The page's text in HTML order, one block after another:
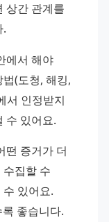
상간 관계를
.
에서 해야
(도청, 해킹,
서 인정받지
수 있어요.
떤 증거가 더
집할 수
있어요.
좋습니다.